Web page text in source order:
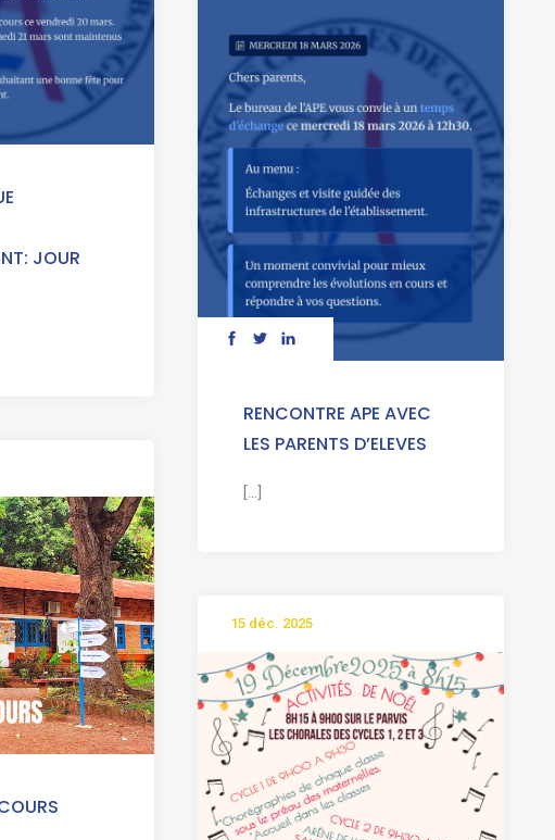
JOUR
RENCONTRE APE AVEC
LES PARENTS D’ELEVES
[...]
15 déc. 2025